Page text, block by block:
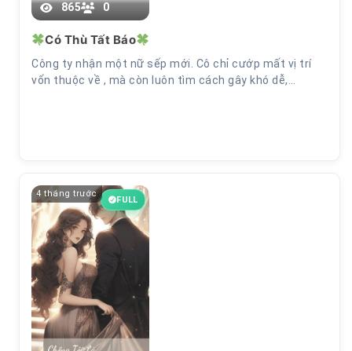
865 0
Có Thù Tất Báo
Công ty nhận một nữ sếp mới. Cô chỉ cướp mất vị trí
vốn thuộc về , mà còn luôn tìm cách gây khó dễ,…
4 tháng trước
FULL